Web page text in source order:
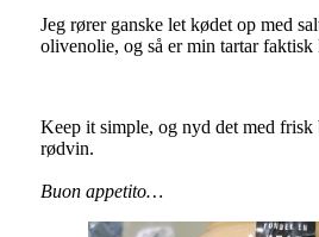
Jeg rører ganske let kødet op med
olivenolie, og så er min tartar faktisk
Keep it simple, og nyd det med frisk
rødvin.
Buon appetito…